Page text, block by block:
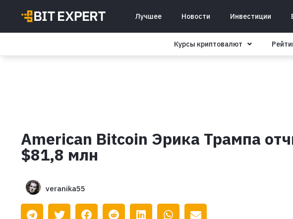
Лучшее Новости Инвестиции
Курсы криптовалют
American Bitcoin Эрика Трампа
$81,8 млн
veranika55